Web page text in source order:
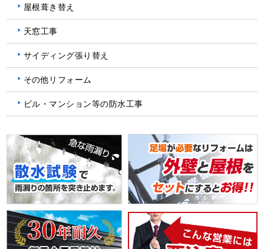
屋根葺き替え
天窓工事
サイディング張り替え
その他リフォーム
ビル・マンション等の防水工事